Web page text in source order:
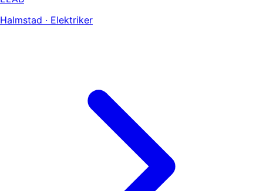
Halmstad · Elektriker